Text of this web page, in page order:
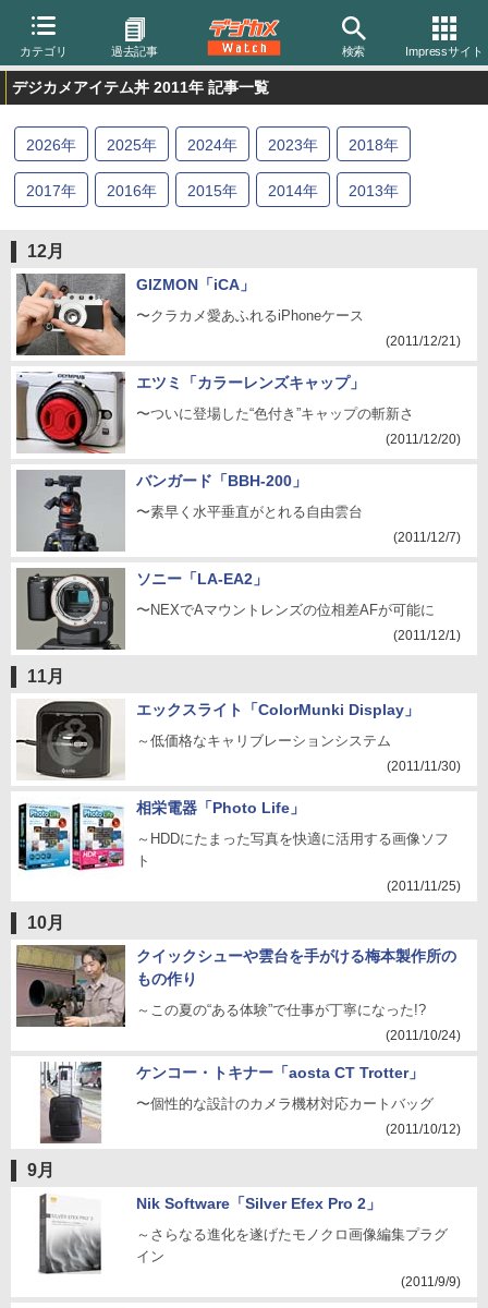
カテゴリ 過去記事 検索 Impressサイト
デジカメアイテム丼 2011年 記事一覧
2026年 2025年 2024年 2023年 2018年
2017年 2016年 2015年 2014年 2013年
2007年 2006年 2005年
12月
GIZMON「iCA」
〜クラカメ愛あふれるiPhoneケース
(2011/12/21)
エツミ「カラーレンズキャップ」
〜ついに登場した“色付き”キャップの斬新さ
(2011/12/20)
バンガード「BBH-200」
〜素早く水平垂直がとれる自由雲台
(2011/12/7)
ソニー「LA-EA2」
〜NEXでAマウントレンズの位相差AFが可能に
(2011/12/1)
11月
エックスライト「ColorMunki Display」
～低価格なキャリブレーションシステム
(2011/11/30)
相栄電器「Photo Life」
～HDDにたまった写真を快適に活用する画像ソフ
ト
(2011/11/25)
10月
クイックシューや雲台を手がける梅本製作所の
もの作り
～この夏の“ある体験”で仕事が丁寧になった!?
(2011/10/24)
ケンコー・トキナー「aosta CT Trotter」
〜個性的な設計のカメラ機材対応カートバッグ
(2011/10/12)
9月
Nik Software「Silver Efex Pro 2」
～さらなる進化を遂げたモノクロ画像編集プラグ
イン
(2011/9/9)